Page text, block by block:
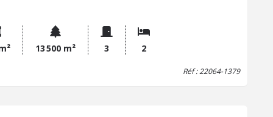
salle de douches, WC. Dépendance attenante en
sous ardoises Dépendance en pierres sous ardoises. Petit
en pierres sous ardoises avec appentis attenant en
13 500 m² 3 2
Réf : 22064-1379